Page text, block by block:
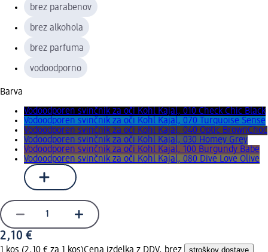
brez parabenov
brez alkohola
brez parfuma
vodoodporno
Barva
Vodoodporen svinčnik za oči Kohl Kajal, 010 Check Chic Black
Vodoodporen svinčnik za oči Kohl Kajal, 070 Turquoise Sense
Vodoodporen svinčnik za oči Kohl Kajal, 040 Optic BrownChoc
Vodoodporen svinčnik za oči Kohl Kajal, 030 Homey Grey
Vodoodporen svinčnik za oči Kohl Kajal, 100 Burgundy Babe
Vodoodporen svinčnik za oči Kohl Kajal, 080 Dive Love Olive
2,10 €
1 kos (2,10 € za 1 kos)Cena izdelka z DDV, brez stroškov dostave